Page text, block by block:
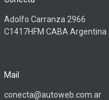
Adolfo Carranza 2966
C1417HFM CABA Argentina
Mail
conecta@autoweb.com.ar